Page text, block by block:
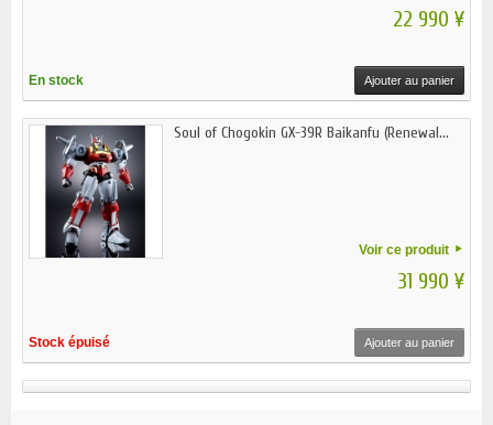
22 990 ¥
En stock Ajouter au panier
Soul of Chogokin GX-39R Baikanfu (Renewal...
Voir ce produit
31 990 ¥
Stock épuisé Ajouter au panier